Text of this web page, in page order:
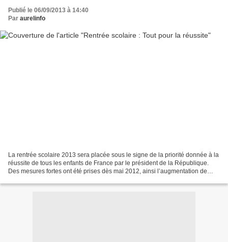
Publié le 06/09/2013 à 14:40
Par aurelinfo
La rentrée scolaire 2013 sera placée sous le signe de la priorité donnée à la
réussite de tous les enfants de France par le président de la République.
Des mesures fortes ont été prises dès mai 2012, ainsi l’augmentation de